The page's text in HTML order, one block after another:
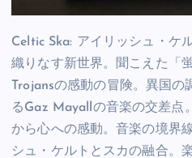
Celtic Ska: アイリッシュ・ケ
織りなす新世界。聞こえた「
Trojansの感動の冒険。異国
るGaz Mayallの音楽の交差点
から心への感動。音楽の境界
シュ・ケルトとスカの融合。